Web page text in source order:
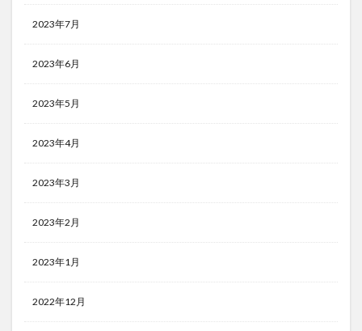
2023年7月
2023年6月
2023年5月
2023年4月
2023年3月
2023年2月
2023年1月
2022年12月